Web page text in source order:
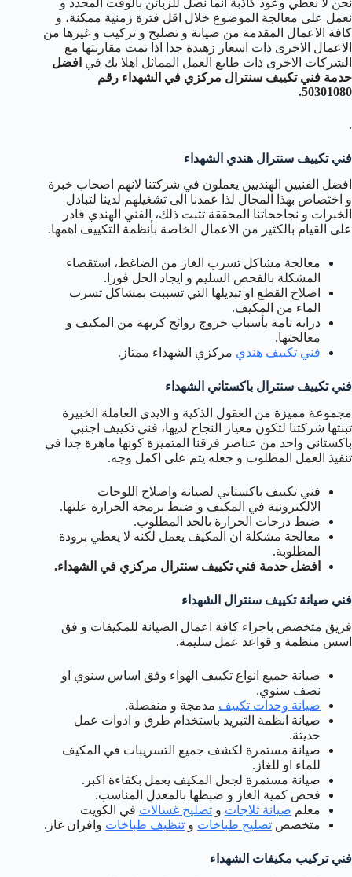
نعمل على معالجة الموضوع خلال اقل فترة زمنية ممكنة، و
كافة الاعمال المقدمة من صيانة و تصليح و تركيب و غيرها من
الاعمال الاخرى ذات اسعار زهيدة جدا اذا تمت مقارنتها مع
الشركات الاخرى ذات طابع العمل المماثل اهلا بك في افضل
حدمة فني تكييف سنترال مركزي في الشهداء رقم
50301080.
.
فني تكييف سنترال هندي الشهداء
افضل الفنيين الهنديين يعملون في شركتنا لانهم اصحاب خبرة
و اختصاص بهذا المجال لذا عمدنا الى تشغيلهم لدينا لتبادل
الخبرات و نجاححاتنا المحققة تثبت ذلك، الفني الهندي قادر
على القيام بالكثير من الاعمال الخاصة بأنظمة التكييف اهمها.
معالجة مشاكل تسرب الغاز من الضاغط، استقصاء
المشكلة بالفحص السليم و ايجاد الحل فورا.
اصلاح القطع او تبديلها التي تسببت بمشاكل تسرب
الماء من المكيف.
دراية تامة بأسباب خروج روائح كريهة من المكيف و
معالجتها.
فني تكييف هندي مركزي الشهداء ممتاز.
فني تكييف سنترال باكستاني الشهداء
مجموعة مميزة من العقول الذكية و الايدي العاملة الخبيرة
تبنتها شركتنا لتكون معيار النجاح لديها، فني تكييف اجنبي
باكستاني واحد من عناصر فرقنا المتميزة كونها ماهرة جدا في
تنفيذ العمل المطلوب و جعله يتم على اكمل وجه.
فني تكييف باكستاني لصيانة واصلاح اللوحات
الالكترونية في المكيف و ضبط برمجة الحرارة عليها.
ضبط درجات الحرارة بالحد المطلوب.
معالجة مشكلة ان المكيف يعمل لكنه لا يعطي برودة
المطلوبة.
افضل حدمة فني تكييف سنترال مركزي في الشهداء.
فني صيانة تكييف سنترال الشهداء
فريق متخصص باجراء كافة اعمال الصيانة للمكيفات و فق
اسس منظمة و قواعد عمل سليمة.
صيانة جميع انواع تكييف الهواء وفق اساس سنوي او
نصف سنوي.
صيانة وحدات تكييف مدمجة و منفصلة.
صيانة انظمة التبريد باستخدام طرق و ادوات عمل
حديثة.
صيانة مستمرة لكشف جميع التسريبات في المكيف
للماء او للغاز.
صيانة مستمرة لجعل المكيف يعمل بكفاءة اكبر.
فحص كمية الغاز و ضبطها بالمعدل المناسب.
معلم صيانة ثلاجات و تصليح غسالات في الكويت
متخصص تصليح طباخات و تنظيف طباخات وافران غاز.
فني تركيب مكيفات الشهداء